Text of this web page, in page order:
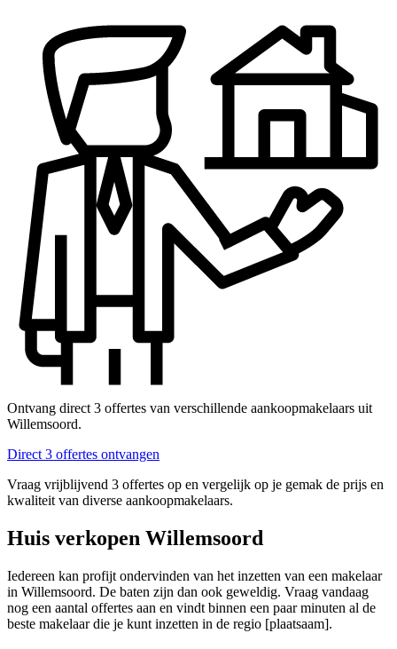
Ontvang direct 3 offertes van verschillende aankoopmakelaars uit
Willemsoord.
Direct 3 offertes ontvangen
Vraag vrijblijvend 3 offertes op en vergelijk op je gemak de prijs en
kwaliteit van diverse aankoopmakelaars.
Huis verkopen Willemsoord
Iedereen kan profijt ondervinden van het inzetten van een makelaar
in Willemsoord. De baten zijn dan ook geweldig. Vraag vandaag
nog een aantal offertes aan en vindt binnen een paar minuten al de
beste makelaar die je kunt inzetten in de regio [plaatsaam].